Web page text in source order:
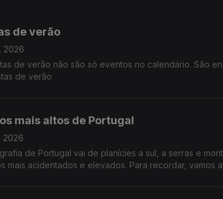
de verão
2026
de verão não são só eventos no calendário. São
de verão
mais altos de Portugal
2026
de Portugal vai de planícies a sul, a serras e
mais acidentados e elevados. Para recordar, vamos